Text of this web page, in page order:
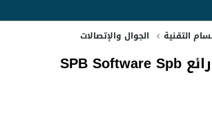
التقنية الجوال والإتصالات
برنامج التلفاز رائع SPB Software Spb